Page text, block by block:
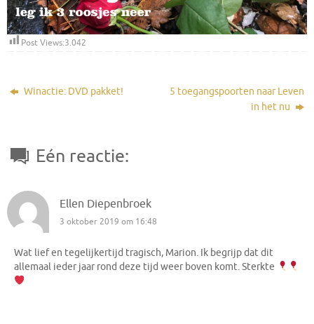
Post Views:3.042
Winactie: DVD pakket!
5 toegangspoorten naar Leven
in het nu
Eén reactie:
Ellen Diepenbroek
3 oktober 2019 om 16:48
Wat lief en tegelijkertijd tragisch, Marion. Ik begrijp dat dit
allemaal ieder jaar rond deze tijd weer boven komt. Sterkte